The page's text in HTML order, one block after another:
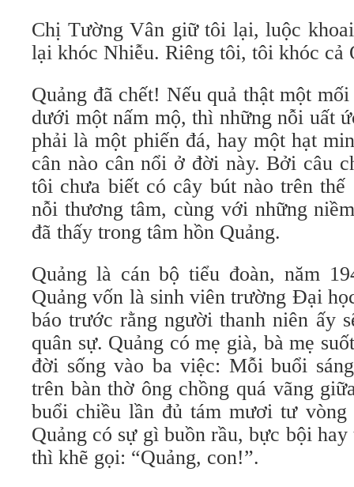
Chị Tường Vân giữ tôi lại, luộc
lại khóc Nhiễu. Riêng tôi, tôi khóc cả
Quảng đã chết! Nếu quả thật một
dưới một nấm mộ, thì những nỗi uất
phải là một phiến đá, hay một hạt
cân nào cân nổi ở đời này. Bởi câu
tôi chưa biết có cây bút nào trên
nỗi thương tâm, cùng với những
đã thấy trong tâm hồn Quảng.
Quảng là cán bộ tiểu đoàn, năm
Quảng vốn là sinh viên trường Đại
báo trước rằng người thanh niên ấy
quân sự. Quảng có mẹ già, bà mẹ
đời sống vào ba việc: Mỗi buổi
trên bàn thờ ông chồng quá vãng
buổi chiều lần đủ tám mươi tư
Quảng có sự gì buồn rầu, bực bội
thì khẽ gọi: “Quảng, con!”.